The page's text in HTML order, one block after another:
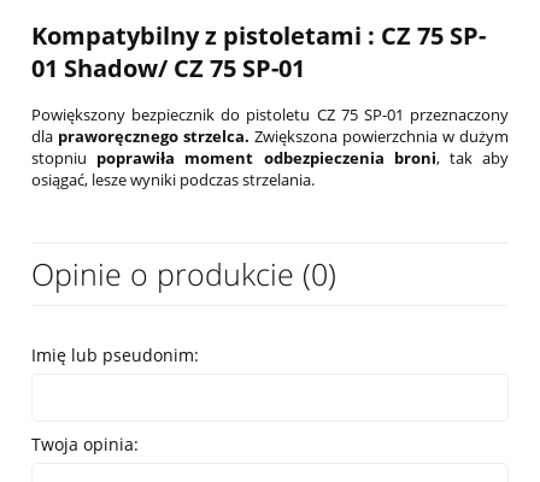
Kompatybilny z pistoletami : CZ 75 SP-
01 Shadow/ CZ 75 SP-01
Powiększony bezpiecznik do pistoletu CZ 75 SP-01 przeznaczony
dla praworęcznego strzelca. Zwiększona powierzchnia w dużym
stopniu poprawiła moment odbezpieczenia broni, tak aby
osiągać, lesze wyniki podczas strzelania.
Opinie o produkcie (0)
Imię lub pseudonim:
Twoja opinia: